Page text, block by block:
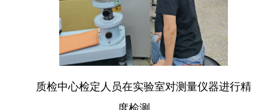
质检中心检定人员在实验室对测量仪器进行精